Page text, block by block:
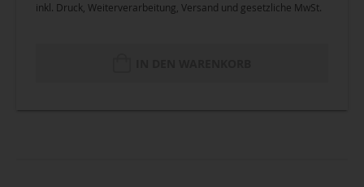
inkl. Druck, Weiterverarbeitung, Versand und gesetzliche MwSt.